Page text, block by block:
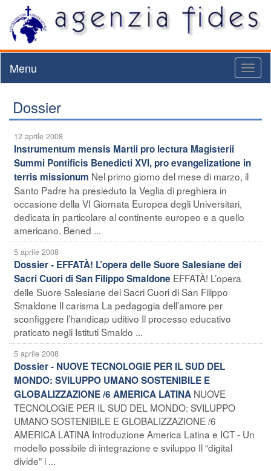
Menu
Dossier
12 aprile 2008
Instrumentum mensis Martii pro lectura Magisterii
Summi Pontificis Benedicti XVI, pro evangelizatione in
terris missionum Nel primo giorno del mese di marzo, il
Santo Padre ha presieduto la Veglia di preghiera in
occasione della VI Giornata Europea degli Universitari,
dedicata in particolare al continente europeo e a quello
americano. Bened ...
5 aprile 2008
Dossier - EFFATÀ! L’opera delle Suore Salesiane dei
Sacri Cuori di San Filippo Smaldone EFFATÀ! L’opera
delle Suore Salesiane dei Sacri Cuori di San Filippo
Smaldone Il carisma La pedagogia dell’amore per
sconfiggere l’handicap uditivo Il processo educativo
praticato negli Istituti Smaldo ...
5 aprile 2008
Dossier - NUOVE TECNOLOGIE PER IL SUD DEL
MONDO: SVILUPPO UMANO SOSTENIBILE E
GLOBALIZZAZIONE /6 AMERICA LATINA NUOVE
TECNOLOGIE PER IL SUD DEL MONDO: SVILUPPO
UMANO SOSTENIBILE E GLOBALIZZAZIONE /6
AMERICA LATINA Introduzione America Latina e ICT - Un
modello possibile di integrazione e sviluppo Il “digital
divide” i ...